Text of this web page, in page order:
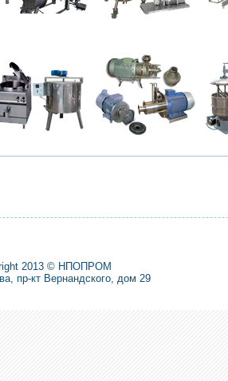
2013 © НПОПРОМ
пр-кт Вернандского, дом 29